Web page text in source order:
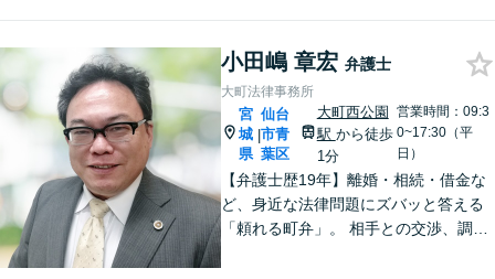
小田嶋 章宏 弁護士
大町法律事務所
宮
城
県
|
仙台
市青
葉区
大町西公園
駅 から徒歩
1分
営業時間：09:3
0~17:30（平
日）
【弁護士歴19年】離婚・相続・借金な
ど、身近な法律問題にズバッと答える
「頼れる町弁」。 相手との交渉、調